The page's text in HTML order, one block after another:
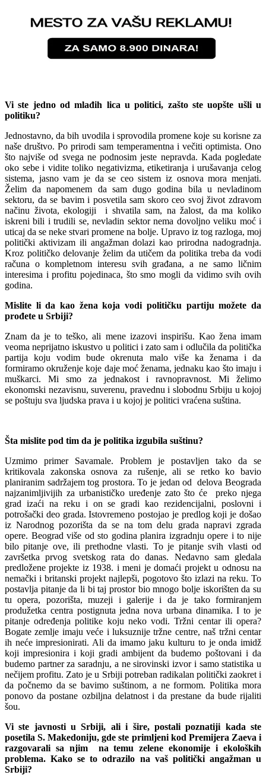
Vi ste jedno od mlađih lica u politici, zašto ste uopšte ušli u
politiku?
Jednostavno, da bih uvodila i sprovodila promene koje su korisne za
naše društvo. Po prirodi sam temperamentna i večiti optimista. Ono
što najviše od svega ne podnosim jeste nepravda. Kada pogledate
oko sebe i vidite toliko negativizma, etiketiranja i urušavanja celog
sistema, jasno vam je da se ceo sistem iz osnova mora menjati.
Želim da napomenem da sam dugo godina bila u nevladinom
sektoru, da se bavim i posvetila sam skoro ceo svoj život zdravom
načinu života, ekologiji i shvatila sam, na žalost, da ma koliko
iskreni bili i trudili se, nevladin sektor nema dovoljno veliku moć i
uticaj da se neke stvari promene na bolje. Upravo iz tog razloga, moj
politički aktivizam ili angažman dolazi kao prirodna nadogradnja.
Kroz političko delovanje želim da utičem da politika treba da vodi
računa o kompletnom interesu svih građana, a ne samo ličnim
interesima i profitu pojedinaca, što smo mogli da vidimo svih ovih
godina.
Mislite li da kao žena koja vodi političku partiju možete da
prođete u Srbiji?
Znam da je to teško, ali mene izazovi inspirišu. Kao žena imam
veoma neprijatno iskustvo u politici i zato sam i odlučila da politička
partija koju vodim bude okrenuta malo više ka ženama i da
formiramo okruženje koje daje moć ženama, jednaku kao što imaju i
muškarci. Mi smo za jednakost i ravnopravnost. Mi želimo
ekonomski nezavisnu, suverenu, pravednu i slobodnu Srbiju u kojoj
se poštuju sva ljudska prava i u kojoj je politici vraćena suština.
Šta mislite pod tim da je politika izgubila suštinu?
Uzmimo primer Savamale. Problem je postavljen tako da se
kritikovala zakonska osnova za rušenje, ali se retko ko bavio
planiranim sadržajem tog prostora. To je jedan od delova Beograda
najzanimljivijih za urbanističko uređenje zato što će preko njega
grad izaći na reku i on se gradi kao rezidencijalni, poslovni i
potrošački deo grada. Istovremeno postojao je predlog koji je došao
iz Narodnog pozorišta da se na tom delu grada napravi zgrada
opere. Beograd više od sto godina planira izgradnju opere i to nije
bilo pitanje ove, ili prethodne vlasti. To je pitanje svih vlasti od
završetka prvog svetskog rata do danas. Nedavno sam gledala
predložene projekte iz 1938. i meni je domaći projekt u odnosu na
nemački i britanski projekt najlepši, pogotovo što izlazi na reku. To
postavlja pitanje da li bi taj prostor bio mnogo bolje iskorišten da su
tu opera, pozorišta, muzeji i galerije i da je tako formiranjem
produžetka centra postignuta jedna nova urbana dinamika. I to je
pitanje određenja politike koju neko vodi. Tržni centar ili opera?
Bogate zemlje imaju veće i luksuznije tržne centre, naš tržni centar
ih neće impresionirati. Ali da imamo jaku kulturu to je onda imidž
koji impresionira i koji gradi ambijent da budemo poštovani i da
budemo partner za saradnju, a ne sirovinski izvor i samo statistika u
nečijem profitu. Zato je u Srbiji potreban radikalan politički zaokret i
da počnemo da se bavimo suštinom, a ne formom. Politika mora
ponovo da postane ozbiljna delatnost i da prestane da bude rijaliti
šou.
Vi ste javnosti u Srbiji, ali i šire, postali poznatiji kada ste
posetila S. Makedoniju, gde ste primljeni kod Premijera Zaeva i
razgovarali sa njim na temu zelene ekonomije i ekoloških
problema. Kako se to odrazilo na vaš politički angažman u
Srbiji?